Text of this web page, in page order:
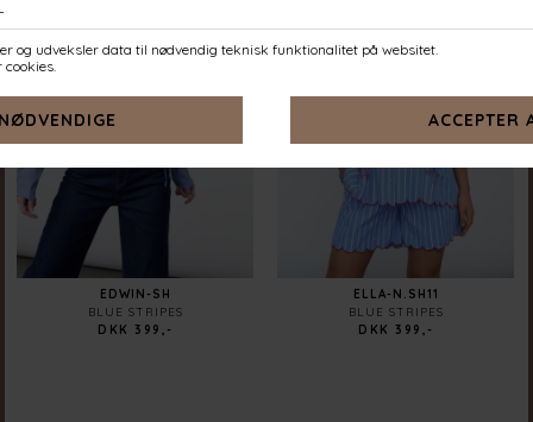
EDWIN-SH
BLUE STRIPES
DKK 399,-
ELLA-N.SH11
BLUE STRIPES
DKK 399,-